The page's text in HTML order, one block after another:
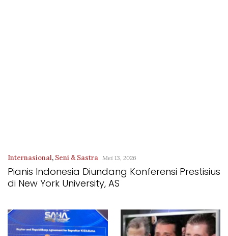
Internasional, Seni & Sastra Mei 13, 2026
Pianis Indonesia Diundang Konferensi Prestisius
di New York University, AS